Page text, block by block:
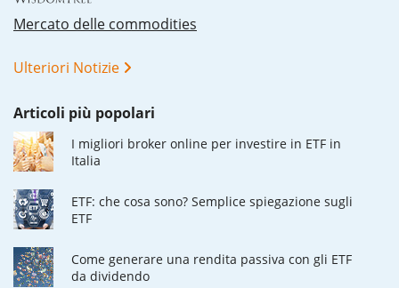
Mercato delle commodities
Ulteriori Notizie
Articoli più popolari
I migliori broker online per investire in ETF in
Italia
ETF: che cosa sono? Semplice spiegazione sugli
ETF
Come generare una rendita passiva con gli ETF
da dividendo